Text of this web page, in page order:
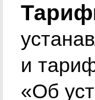
и
«Об